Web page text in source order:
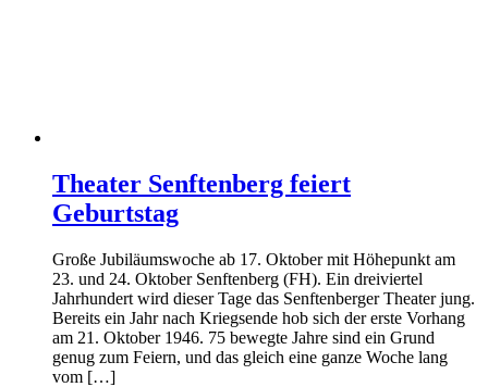
Theater Senftenberg feiert
Geburtstag
Große Jubiläumswoche ab 17. Oktober mit Höhepunkt am
23. und 24. Oktober Senftenberg (FH). Ein dreiviertel
Jahrhundert wird dieser Tage das Senftenberger Theater jung.
Bereits ein Jahr nach Kriegsende hob sich der erste Vorhang
am 21. Oktober 1946. 75 bewegte Jahre sind ein Grund
genug zum Feiern, und das gleich eine ganze Woche lang
vom […]